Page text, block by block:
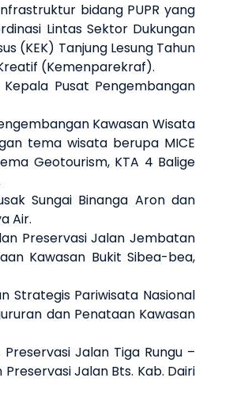
bidang PUPR yang
Lintas Sektor Dukungan
(KEK) Tanjung Lesung Tahun
(Kemenparekraf).
Pusat Pengembangan
Kawasan Wisata
tema wisata berupa MICE
Geotourism, KTA 4 Balige
Sungai Binanga Aron dan
Air.
Preservasi Jalan Jembatan
Kawasan Bukit Sibea-bea,
Strategis Pariwisata Nasional
dan Penataan Kawasan
Jalan Tiga Rungu –
Jalan Bts. Kab. Dairi